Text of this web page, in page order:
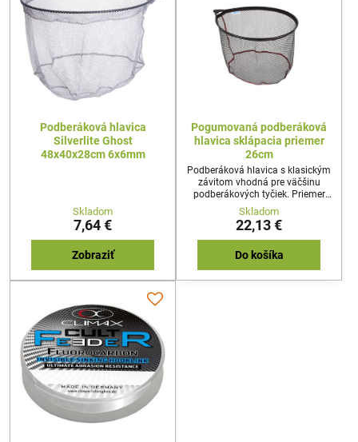
Podberáková hlavica
Silverlite Ghost
48x40x28cm 6x6mm
Skladom
7,64 €
Zobraziť
Pogumovaná podberáková
hlavica sklápacia priemer
26cm
Podberáková hlavica s klasickým
závitom vhodná pre väčšinu
podberákových tyčiek. Priemer
hlavice 26cm, pogumovaná,
sklápacia.
Skladom
22,13 €
Do košíka